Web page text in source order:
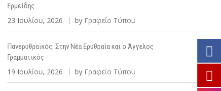
Ερμείδης
23 Ιουλίου, 2026 by Γραφείο Τύπου
Πανερυθραϊκός: Στην Νέα Ερυθραία και ο Άγγελος
Γραμματικός
19 Ιουλίου, 2026 by Γραφείο Τύπου